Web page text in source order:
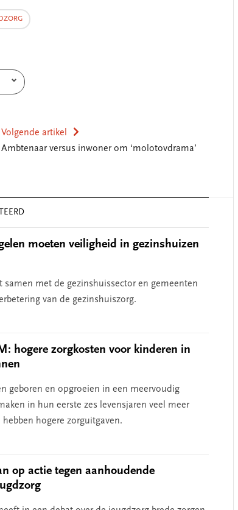
Volgende artikel
Ambtenaar versus inwoner om ‘molotovdrama’
moeten veiligheid in gezinshuizen
samen met de gezinshuissector en gemeenten
van de gezinshuiszorg.
hogere zorgkosten voor kinderen in
geboren en opgroeien in een meervoudig
in hun eerste zes levensjaren veel meer
hebben hogere zorguitgaven.
op actie tegen aanhoudende
‘Met een integrale aanpak